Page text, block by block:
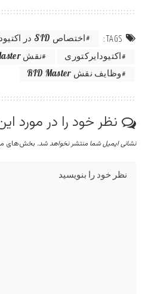
TAGS:
اختصاص SID در اکتیودایرکتوری
اکتیودایرکتوری
نقش RID Master
وظایف نقش RID Master
نظر خود را در مورد
نشانی ایمیل شما منتشر نخواهد شد. بخش‌های